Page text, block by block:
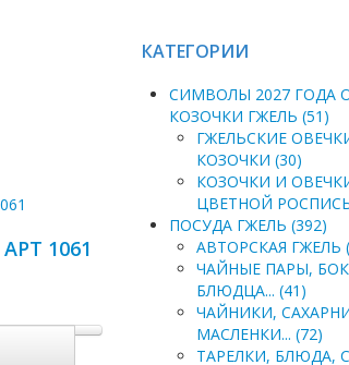
1061
КАТЕГОРИИ
СИМВОЛЫ 2027 ГОДА
КОЗОЧКИ ГЖЕЛЬ (51)
ГЖЕЛЬСКИЕ
КОЗОЧКИ (30)
КОЗОЧКИ И
ЦВЕТНОЙ
ПОСУДА ГЖЕЛЬ (392)
АВТОРСКАЯ ГЖЕЛЬ
ЧАЙНЫЕ ПАРЫ,
БЛЮДЦА... (41)
ЧАЙНИКИ,
МАСЛЕНКИ... (72)
ТАРЕЛКИ, БЛЮДА,